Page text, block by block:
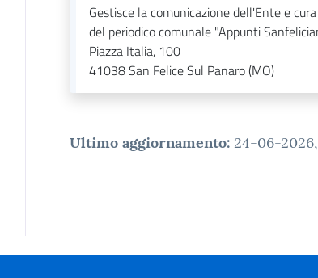
Gestisce la comunicazione dell'Ente e
del periodico comunale "Appunti
Piazza Italia, 100
41038San Felice Sul Panaro (MO)
Ultimo aggiornamento: 24-06-2026,